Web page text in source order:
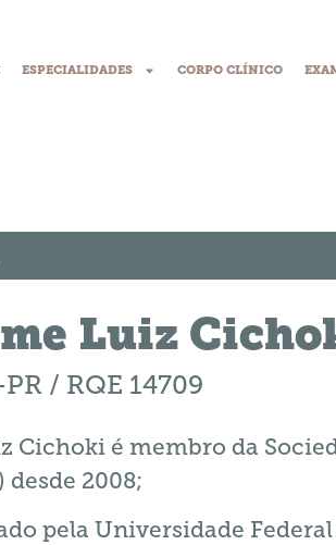
ESPECIALIDADES CORPO CLÍNICO
Luiz
/ RQE 14709
Cichoki é membro da
desde 2008;
pela Universidade Federal